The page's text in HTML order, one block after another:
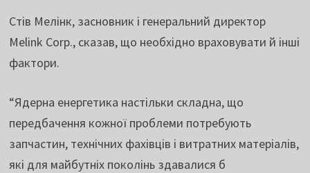
Стів Мелінк, засновник і генеральний директор
Melink Corp., сказав, що необхідно враховувати й інші
фактори.
“Ядерна енергетика настільки складна, що
передбачення кожної проблеми потребують
запчастин, технічних фахівців і витратних матеріалів,
які для майбутніх поколінь здавалися б